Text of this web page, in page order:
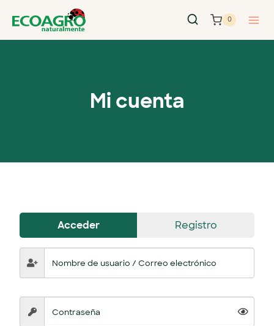
0
Mi cuenta
Acceder Registro